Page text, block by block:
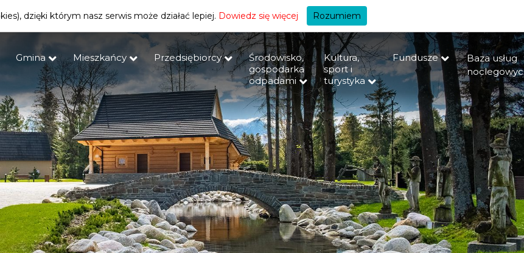
+A
Gmina Mieszkańcy Przedsiębiorcy
Środowisko,
gospodarka
odpadami
Kultura,
sport i
turystyka
Fundusze
Baza usług
dzięki którym nasz serwis może działać lepiej. Dowiedz się więcej Rozumiem